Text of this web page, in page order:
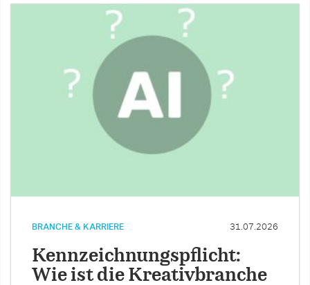
BRANCHE & KARRIERE 31.07.2026
Kennzeichnungspflicht:
Wie ist die Kreativbranche